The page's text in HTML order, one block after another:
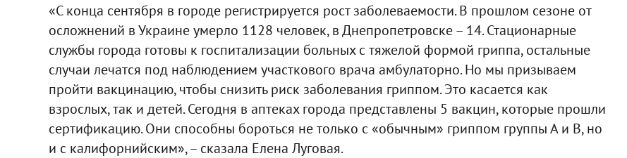
«С конца сентября в городе регистрируется рост заболеваемости. В прошлом сезоне от
осложнений в Украине умерло 1128 человек, в Днепропетровске – 14. Стационарные
службы города готовы к госпитализации больных с тяжелой формой гриппа, остальные
случаи лечатся под наблюдением участкового врача амбулаторно. Но мы призываем
пройти вакцинацию, чтобы снизить риск заболевания гриппом. Это касается как
взрослых, так и детей. Сегодня в аптеках города представлены 5 вакцин, которые прошли
сертификацию. Они способны бороться не только с «обычным» гриппом группы А и В, но
и с калифорнийским», – сказала Елена Луговая.